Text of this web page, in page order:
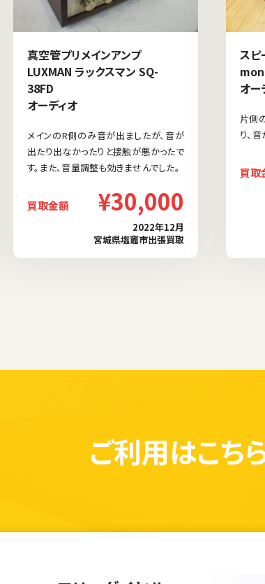
真空管プリメインアンプ
LUXMAN ラックスマン SQ-
38FD
オーディオ
メインのR側のみ音が出ましたが、音が
出たり出なかったりと接触が悪かったで
す。また、音量調整も効きませんでした。
買取金額 ¥30,000
2022年12月
宮城県塩竈市出張買取
スピ
オー
片側
り、
買取
ご利用はこち